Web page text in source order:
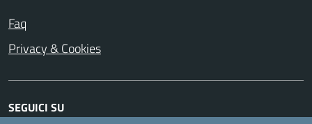
Faq
Privacy & Cookies
SEGUICI SU